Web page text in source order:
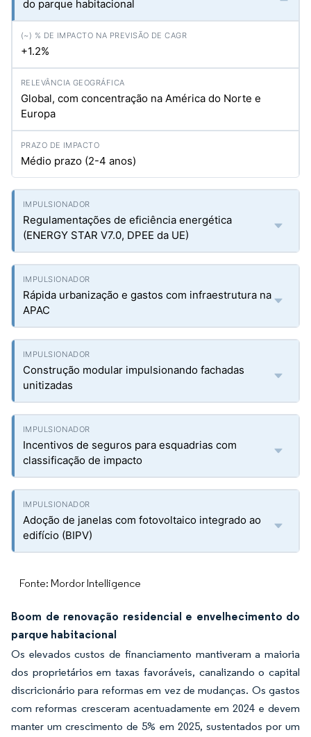
do parque habitacional
+1.2%
Global, com concentração na América do Norte e
Europa
Médio prazo (2-4 anos)
Regulamentações de eficiência energética
(ENERGY STAR V7.0, DPEE da UE)
Rápida urbanização e gastos com infraestrutura na
APAC
Construção modular impulsionando fachadas
unitizadas
Incentivos de seguros para esquadrias com
classificação de impacto
Adoção de janelas com fotovoltaico integrado ao
edifício (BIPV)
Fonte: Mordor Intelligence
Boom de renovação residencial e envelhecimento do
parque habitacional
Os elevados custos de financiamento mantiveram a maioria
dos proprietários em taxas favoráveis, canalizando o capital
discricionário para reformas em vez de mudanças. Os gastos
com reformas cresceram acentuadamente em 2024 e devem
manter um crescimento de 5% em 2025, sustentados por um